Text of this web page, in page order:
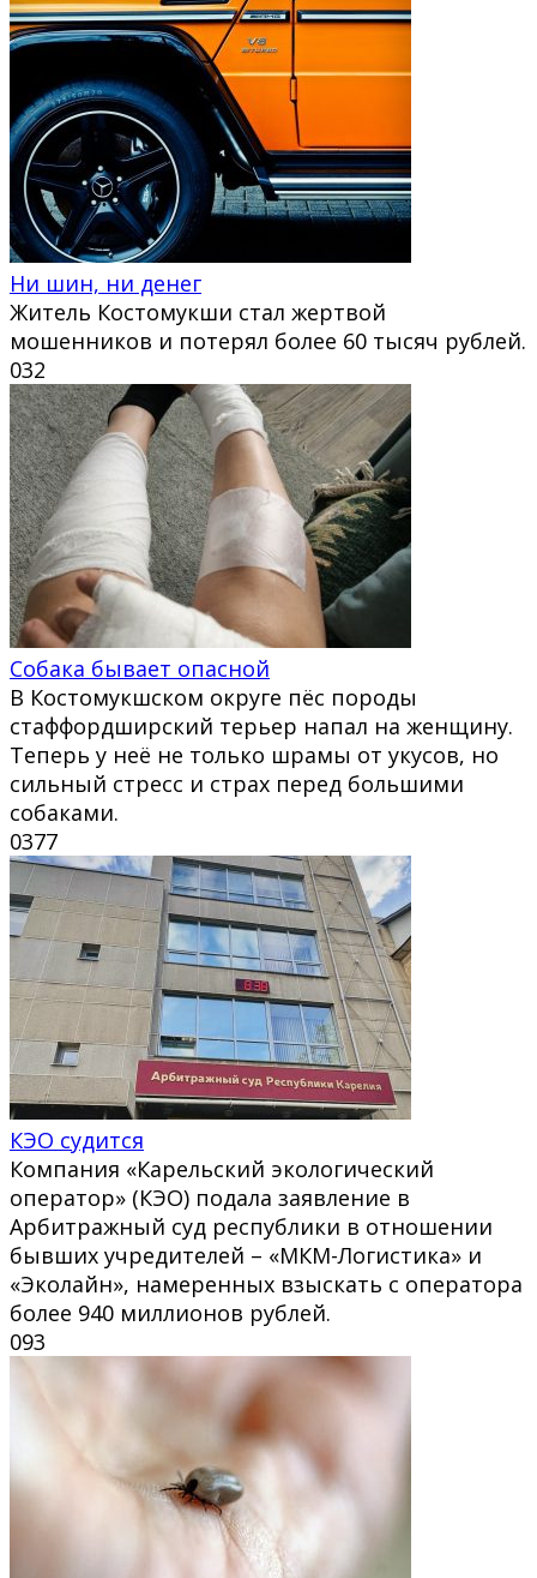
Ни шин, ни денег
Житель Костомукши стал жертвой
мошенников и потерял более 60 тысяч рублей.
032
Собака бывает опасной
В Костомукшском округе пёс породы
стаффордширский терьер напал на женщину.
Теперь у неё не только шрамы от укусов, но
сильный стресс и страх перед большими
собаками.
0377
КЭО судится
Компания «Карельский экологический
оператор» (КЭО) подала заявление в
Арбитражный суд республики в отношении
бывших учредителей – «МКМ-Логистика» и
«Эколайн», намеренных взыскать с оператора
более 940 миллионов рублей.
093